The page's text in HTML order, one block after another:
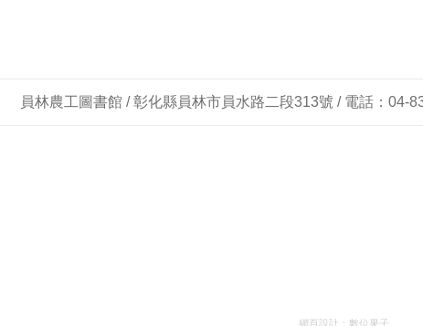
員林農工圖書館 / 彰化縣員林市員水路二段313號 / 電話：04-
網頁設計： 數位果子